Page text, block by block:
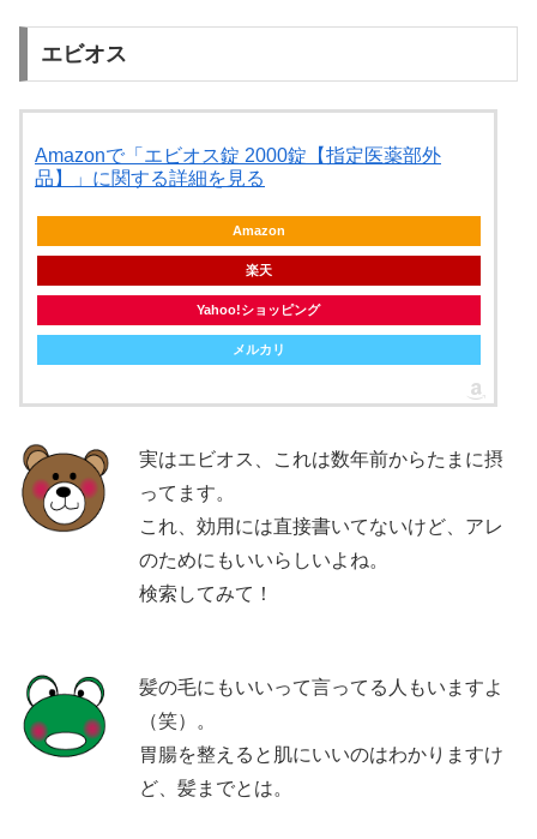
エビオス
Amazonで「エビオス錠 2000錠【指定医薬部外
品】」に関する詳細を見る
Amazon
楽天
Yahoo!ショッピング
メルカリ
実はエビオス、これは数年前からたまに摂
ってます。
これ、効用には直接書いてないけど、アレ
のためにもいいらしいよね。
検索してみて！
髪の毛にもいいって言ってる人もいますよ
（笑）。
胃腸を整えると肌にいいのはわかりますけ
ど、髪までとは。